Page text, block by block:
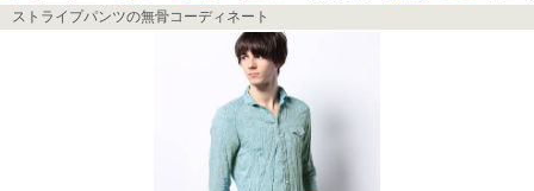
ストライプパンツの無骨コーディネート